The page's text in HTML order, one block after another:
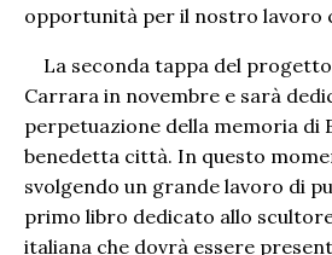
opportunità per il nostro lavoro
La seconda tappa del
Carrara in novembre e sarà
perpetuazione della memoria di
benedetta città. In questo
svolgendo un grande lavoro di
primo libro dedicato allo
italiana che dovrà essere